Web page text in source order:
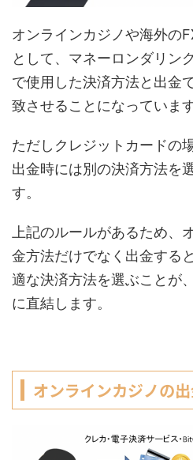
オンラインカジノや海外の
として、マネーロンダリン
で使用した決済方法と出金
致させることになっています
ただしクレジットカードの
出金時には別の決済方法を
す。
上記のルールがあるため、
金方法だけでなく出金する
適な決済方法を選ぶことが
に直結します。
オンラインカジノの